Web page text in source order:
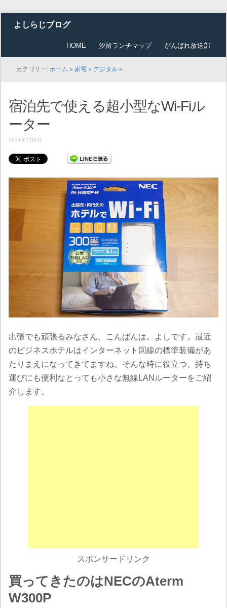
よしらじブログ
HOME 汐留ランチマップ がんばれ放送部
カテゴリー:ホーム »家電 »デジタル »
宿泊先で使える超小型なWi-Fiル
ーター
2014年7月6日
出張でも頑張るみなさん、こんばんは。よしです。最近
のビジネスホテルはインターネット回線の標準装備があ
たりまえになってきてますね。そんな時に役立つ、持ち
運びにも便利なとっても小さな無線LANルーターをご紹
介します。
スポンサードリンク
買ってきたのはNECのAterm
W300P